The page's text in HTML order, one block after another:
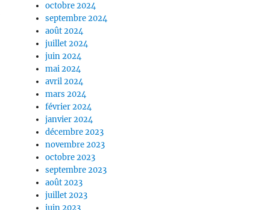
octobre 2024
septembre 2024
août 2024
juillet 2024
juin 2024
mai 2024
avril 2024
mars 2024
février 2024
janvier 2024
décembre 2023
novembre 2023
octobre 2023
septembre 2023
août 2023
juillet 2023